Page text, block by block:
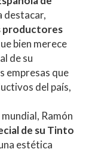
destacar,
productores
bien merece
de su
empresas que
del país,
Ramón
de su Tinto
estética